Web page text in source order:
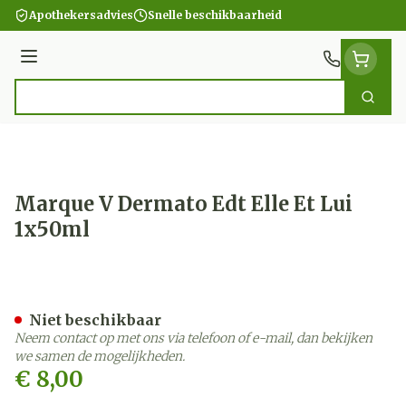
Ga naar de inhoud
Apothekersadvies Snelle beschikbaarheid
Menu
Zoek
Marque V Dermato Edt Elle Et Lui
1x50ml
€ 8,00
Niet beschikbaar
Neem contact op met ons via telefoon of e-mail, dan bekijken
we samen de mogelijkheden.